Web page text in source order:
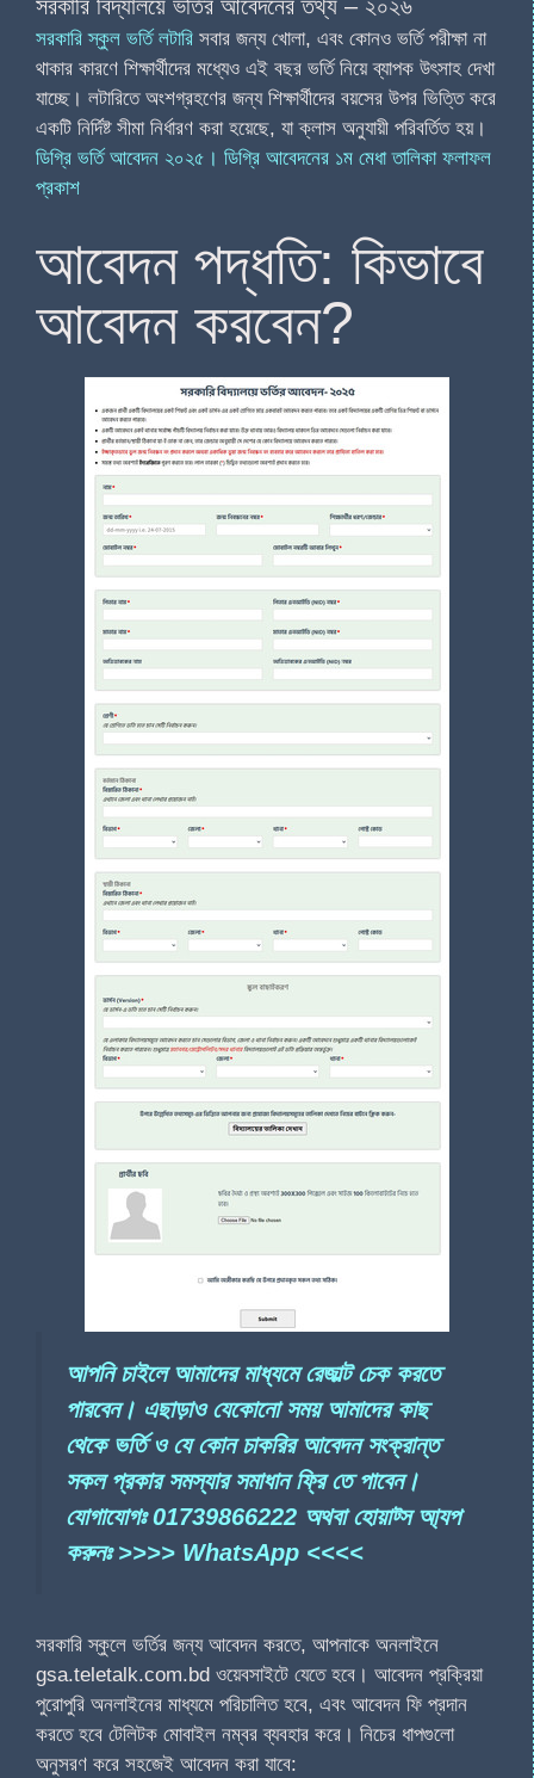
সরকারি বিদ্যালয়ে ভর্তির আবেদনের তথ্য – ২০২৬
সরকারি স্কুল ভর্তি লটারি সবার জন্য খোলা, এবং কোনও ভর্তি পরীক্ষা না
থাকার কারণে শিক্ষার্থীদের মধ্যেও এই বছর ভর্তি নিয়ে ব্যাপক উৎসাহ দেখা
যাচ্ছে। লটারিতে অংশগ্রহণের জন্য শিক্ষার্থীদের বয়সের উপর ভিত্তি করে
একটি নির্দিষ্ট সীমা নির্ধারণ করা হয়েছে, যা ক্লাস অনুযায়ী পরিবর্তিত হয়।
ডিগ্রি ভর্তি আবেদন ২০২৫। ডিগ্রি আবেদনের ১ম মেধা তালিকা ফলাফল
প্রকাশ
আবেদন পদ্ধতি: কিভাবে
আবেদন করবেন?
আপনি চাইলে আমাদের মাধ্যমে রেজাল্ট চেক করতে
পারবেন। এছাড়াও যেকোনো সময় আমাদের কাছ
থেকে ভর্তি ও যে কোন চাকরির আবেদন সংক্রান্ত
সকল প্রকার সমস্যার সমাধান ফ্রি তে পাবেন।
যোগাযোগঃ 01739866222 অথবা হোয়াট্স ‍আ্যপ
করুনঃ >>>> WhatsApp <<<<
সরকারি স্কুলে ভর্তির জন্য আবেদন করতে, আপনাকে অনলাইনে
gsa.teletalk.com.bd ওয়েবসাইটে যেতে হবে। আবেদন প্রক্রিয়া
পুরোপুরি অনলাইনের মাধ্যমে পরিচালিত হবে, এবং আবেদন ফি প্রদান
করতে হবে টেলিটক মোবাইল নম্বর ব্যবহার করে। নিচের ধাপগুলো
অনুসরণ করে সহজেই আবেদন করা যাবে: